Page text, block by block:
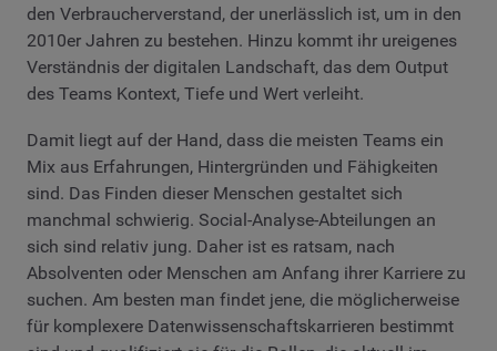
den Verbraucherverstand, der unerlässlich ist, um in den
2010er Jahren zu bestehen. Hinzu kommt ihr ureigenes
Verständnis der digitalen Landschaft, das dem Output
des Teams Kontext, Tiefe und Wert verleiht.
Damit liegt auf der Hand, dass die meisten Teams ein
Mix aus Erfahrungen, Hintergründen und Fähigkeiten
sind. Das Finden dieser Menschen gestaltet sich
manchmal schwierig. Social-Analyse-Abteilungen an
sich sind relativ jung. Daher ist es ratsam, nach
Absolventen oder Menschen am Anfang ihrer Karriere zu
suchen. Am besten man findet jene, die möglicherweise
für komplexere Datenwissenschaftskarrieren bestimmt